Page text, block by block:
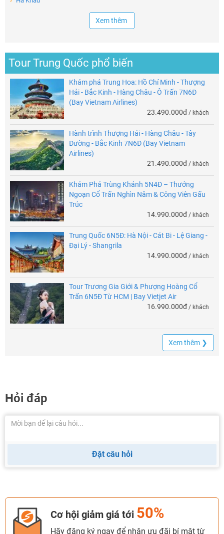
Xem thêm
Tour Trung Quốc phổ biến
Khám phá Trung Hoa: Hồ Chí Minh - Thượng
Hải - Bắc Kinh - Hàng Châu - Ô Trấn 7N6Đ
(Bay Vietnam Airlines)
23.490.000đ / khách
Hành trình Thượng Hải - Hàng Châu - Tây
Đường - Bắc Kinh 7N6Đ (Bay Vietnam
Airlines)
21.490.000đ / khách
Khám Phá Trùng Khánh 5N4Đ – Thưởng
Ngoạn Cổ Trấn Nghìn Năm & Công Viên Gấu
Trúc
14.990.000đ / khách
Trung Quốc 6N5Đ: Hà Nội - Cát Bi - Lệ Giang -
Đại Lý - Shangrila
14.990.000đ / khách
Tour Trương Gia Giới & Phượng Hoàng Cổ
Trấn 6N5Đ Từ HCM | Bay Vietjet Air
16.990.000đ / khách
Xem thêm ❯
Hỏi đáp
Đặt câu hỏi
Cơ hội giảm giá tới 50%
Hãy đăng ký ngay để nhận ưu đãi bí mật từ